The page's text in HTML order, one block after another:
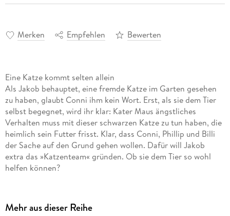
Merken Empfehlen Bewerten
Eine Katze kommt selten allein
Als Jakob behauptet, eine fremde Katze im Garten gesehen
zu haben, glaubt Conni ihm kein Wort. Erst, als sie dem Tier
selbst begegnet, wird ihr klar: Kater Maus ängstliches
Verhalten muss mit dieser schwarzen Katze zu tun haben, die
heimlich sein Futter frisst. Klar, dass Conni, Phillip und Billi
der Sache auf den Grund gehen wollen. Dafür will Jakob
extra das »Katzenteam« gründen. Ob sie dem Tier so wohl
helfen können?
Mehr aus dieser Reihe